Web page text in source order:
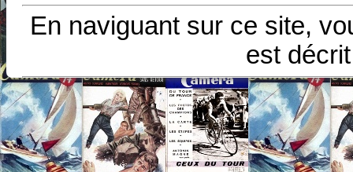
En naviguant sur ce site,
est